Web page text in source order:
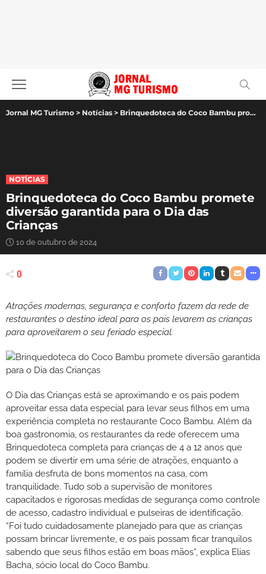
Jornal MG Turismo > Notícias > Brinquedoteca do Coco Bambu promete diversão garantida para o Dia das Crianças
NOTÍCIAS
Brinquedoteca do Coco Bambu promete
diversão garantida para o Dia das
Crianças
10 de outubro de 2024
0
Atrações modernas, segurança e conforto fazem da rede de
restaurantes o destino ideal para os pais levarem as crianças
para aproveitarem o seu feriado especial.
O Dia das Crianças está se aproximando e os pais podem
aproveitar essa data especial para levar seus filhos em uma
experiência completa no restaurante Coco Bambu. Além da
boa gastronomia, os restaurantes da rede oferecem uma
Brinquedoteca completa para crianças de 4 a 12 anos que
podem se divertir em uma série de atrações, enquanto a
família desfruta de bons momentos na casa, com
tranquilidade. Tudo sob a supervisão de monitores
capacitados e rigorosas medidas de segurança como controle
de acesso, cadastro individual e pulseiras de identificação.
“Foi tudo cuidadosamente planejado para que as crianças
possam brincar livremente, e os pais possam ficar tranquilos
sabendo que seus filhos estão em boas mãos”, explica Elias
Bacha, sócio local do Coco Bambu.